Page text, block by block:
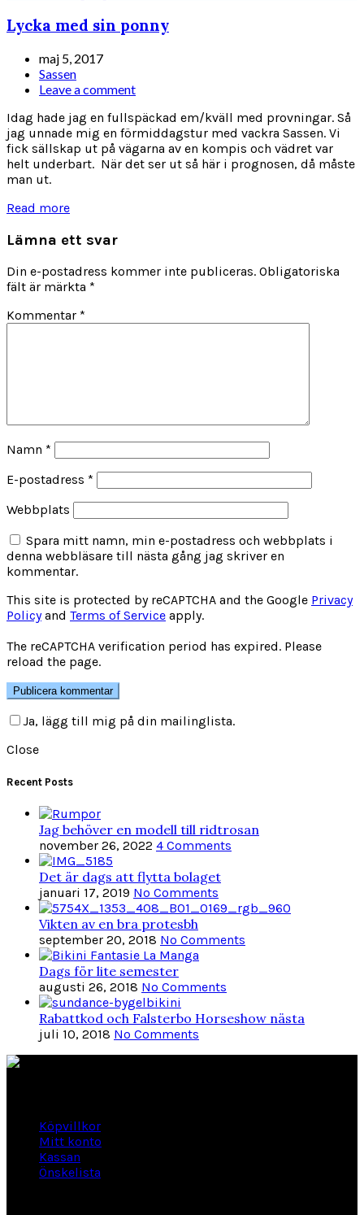
Lycka med sin ponny
maj 5, 2017
Sassen
Leave a comment
Idag hade jag en fullspäckad em/kväll med provningar. Så
jag unnade mig en förmiddagstur med vackra Sassen. Vi
fick sällskap ut på vägarna av en kompis och vädret var
helt underbart. När det ser ut så här i prognosen, då måste
man ut.
Read more
Lämna ett svar
Din e-postadress kommer inte publiceras. Obligatoriska
fält är märkta *
Kommentar *
Namn *
E-postadress *
Webbplats
Spara mitt namn, min e-postadress och webbplats i
denna webbläsare till nästa gång jag skriver en
kommentar.
This site is protected by reCAPTCHA and the Google Privacy
Policyand Terms of Service apply.
The reCAPTCHA verification period has expired. Please
reload the page.
Ja, lägg till mig på din mailinglista.
Close
Recent Posts
Jag behöver en modell till ridtrosan
november 26, 2022 4 Comments
Det är dags att flytta bolaget
januari 17, 2019 No Comments
Vikten av en bra protesbh
september 20, 2018 No Comments
Dags för lite semester
augusti 26, 2018 No Comments
Rabattkod och Falsterbo Horseshow nästa
juli 10, 2018 No Comments
Köpvillkor
Mitt konto
Kassan
Önskelista